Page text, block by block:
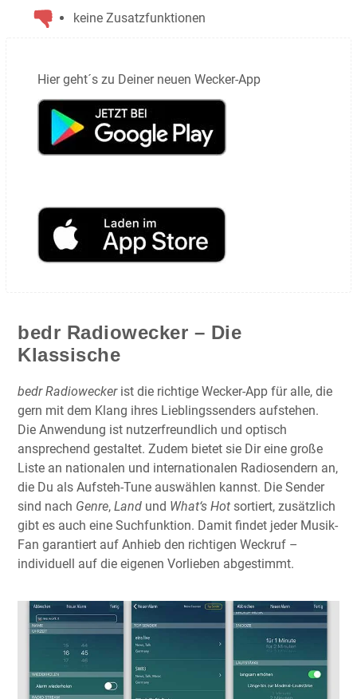
keine Zusatzfunktionen
Hier geht´s zu Deiner neuen Wecker-App
bedr Radiowecker – Die
Klassische
bedr Radioweckerist die richtige Wecker-App für alle, die
gern mit dem Klang ihres Lieblingssenders aufstehen.
Die Anwendung ist nutzerfreundlich und optisch
ansprechend gestaltet. Zudem bietet sie Dir eine große
Liste an nationalen und internationalen Radiosendern an,
die Du als Aufsteh-Tune auswählen kannst. Die Sender
sind nach Genre, Land und What‘s Hot sortiert, zusätzlich
gibt es auch eine Suchfunktion. Damit findet jeder Musik-
Fan garantiert auf Anhieb den richtigen Weckruf –
individuell auf die eigenen Vorlieben abgestimmt.